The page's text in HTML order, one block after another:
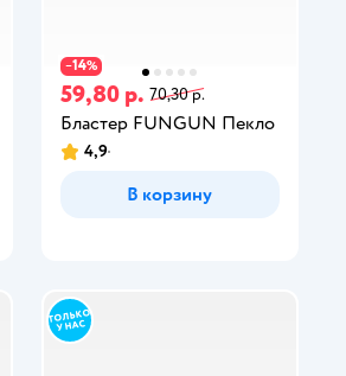
−14%
59,80 р. 70,30 р.
Бластер FUNGUN Пекло
4,9
В корзину